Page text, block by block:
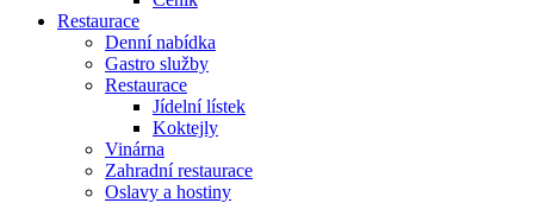
Restaurace
Denní nabídka
Gastro služby
Restaurace
Jídelní lístek
Koktejly
Vinárna
Zahradní restaurace
Oslavy a hostiny